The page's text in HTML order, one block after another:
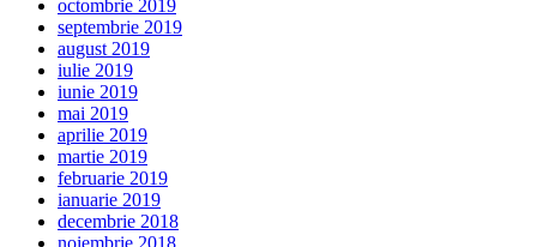
octombrie 2019
septembrie 2019
august 2019
iulie 2019
iunie 2019
mai 2019
aprilie 2019
martie 2019
februarie 2019
ianuarie 2019
decembrie 2018
noiembrie 2018